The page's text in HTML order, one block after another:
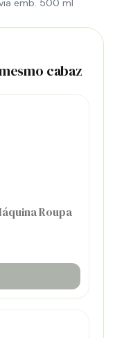
emb. 500 ml
cabaz
Roupa